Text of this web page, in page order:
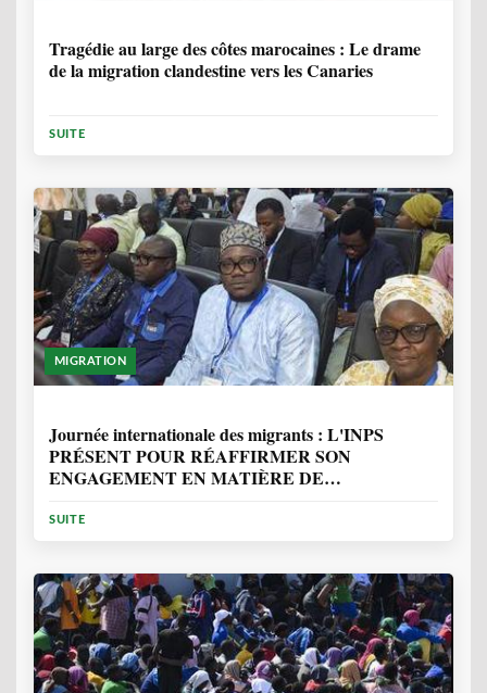
Tragédie au large des côtes marocaines : Le drame
de la migration clandestine vers les Canaries
SUITE
MIGRATION
Journée internationale des migrants : L'INPS
PRÉSENT POUR RÉAFFIRMER SON
ENGAGEMENT EN MATIÈRE DE
SUITE